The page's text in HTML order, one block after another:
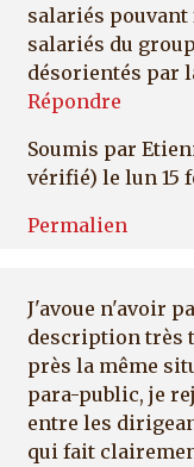
salariés pouvant
salariés du
désorientés par
Répondre
Soumis par
vérifié) le lun 15
Permalien
J'avoue n'avoir
description très
près la même
para-public, je
entre les
qui fait